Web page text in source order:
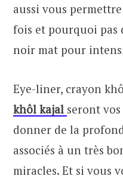
aussi vous
fois et pourquoi pas
noir mat pour
Eye-liner, crayon
khôl kajal seront
donner de la
associés à un très
miracles. Et si vous